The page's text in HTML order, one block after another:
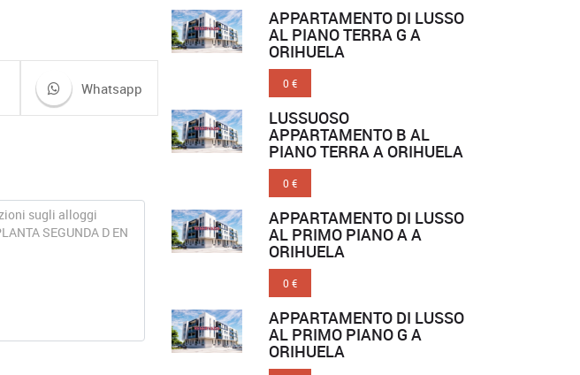
Whatsapp
APPARTAMENTO DI LUSSO
AL PIANO TERRA G A
ORIHUELA
0 €
LUSSUOSO
APPARTAMENTO B AL
PIANO TERRA A ORIHUELA
0 €
APPARTAMENTO DI LUSSO
AL PRIMO PIANO A A
ORIHUELA
0 €
APPARTAMENTO DI LUSSO
AL PRIMO PIANO G A
ORIHUELA